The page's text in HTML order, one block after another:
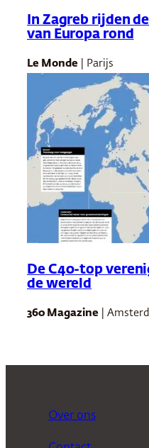
In Zagreb rijden
van Europa rond
Le Monde | Parijs
De C40-top
de wereld
360 Magazine |
Over ons